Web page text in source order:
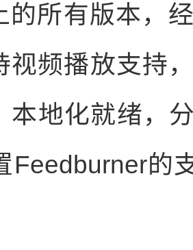
的所有版本，
视频播放支持
本地化就绪，
Feedburner的